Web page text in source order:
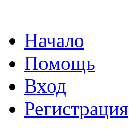
Начало
Помощь
Вход
Регистрация